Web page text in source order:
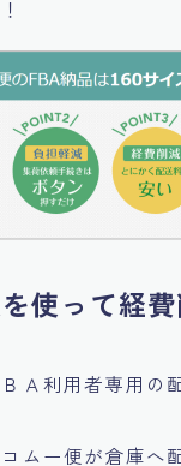
使って経費
Ａ利用者専用の
ムー便が倉庫へ